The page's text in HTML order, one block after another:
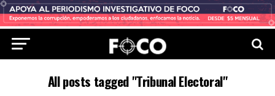
All posts tagged "Tribunal Electoral"